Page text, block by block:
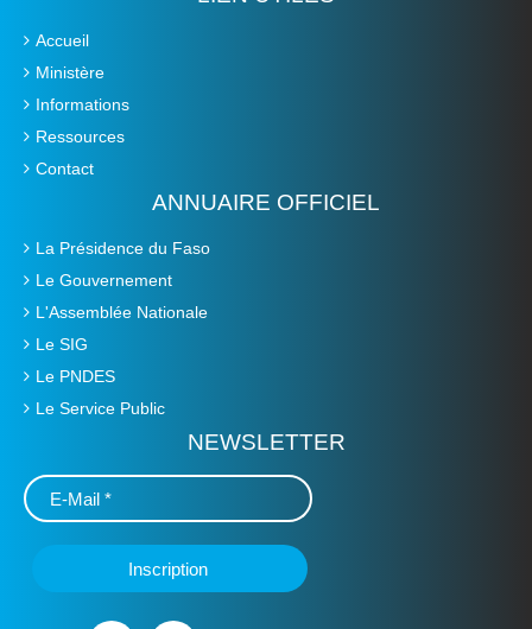
Accueil
Ministère
Informations
Ressources
Contact
ANNUAIRE OFFICIEL
La Présidence du Faso
Le Gouvernement
L'Assemblée Nationale
Le SIG
Le PNDES
Le Service Public
NEWSLETTER